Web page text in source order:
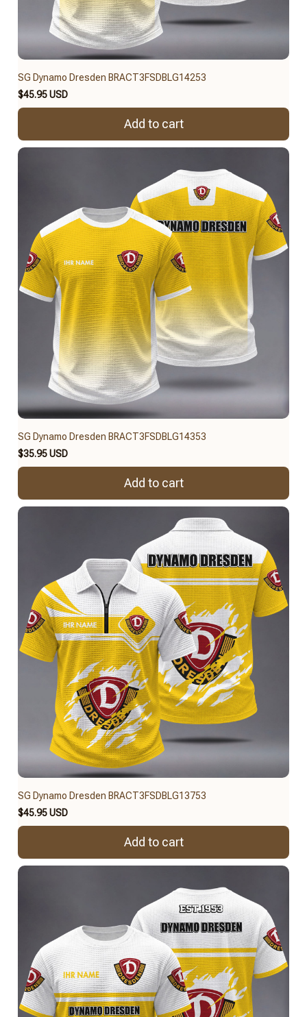
SG Dynamo Dresden BRACT3FSDBLG14253
$45.95 USD
Add to cart
SG Dynamo Dresden BRACT3FSDBLG14353
$35.95 USD
Add to cart
SG Dynamo Dresden BRACT3FSDBLG13753
$45.95 USD
Add to cart